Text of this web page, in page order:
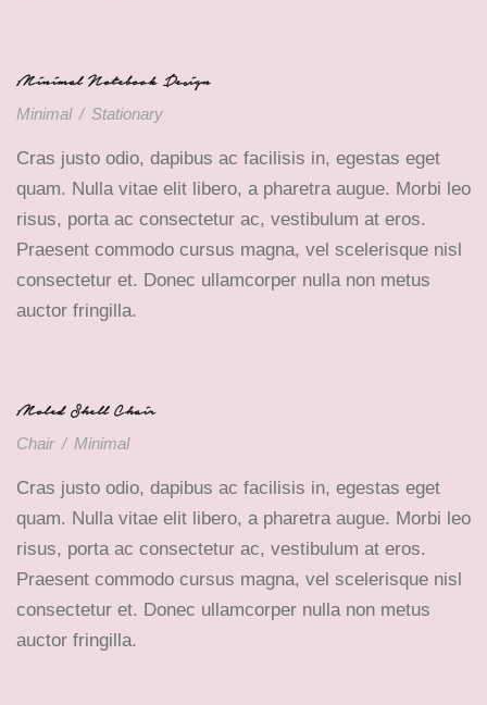
Minimal Notebook Design
Minimal / Stationary
Cras justo odio, dapibus ac facilisis in, egestas eget
quam. Nulla vitae elit libero, a pharetra augue. Morbi leo
risus, porta ac consectetur ac, vestibulum at eros.
Praesent commodo cursus magna, vel scelerisque nisl
consectetur et. Donec ullamcorper nulla non metus
auctor fringilla.
Moled Shell Chair
Chair / Minimal
Cras justo odio, dapibus ac facilisis in, egestas eget
quam. Nulla vitae elit libero, a pharetra augue. Morbi leo
risus, porta ac consectetur ac, vestibulum at eros.
Praesent commodo cursus magna, vel scelerisque nisl
consectetur et. Donec ullamcorper nulla non metus
auctor fringilla.